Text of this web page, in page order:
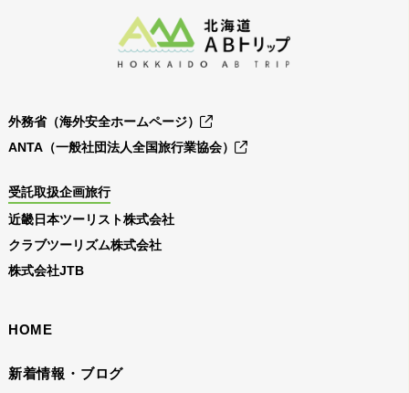
外務省（海外安全ホームページ）
ANTA（一般社団法人全国旅行業協会）
受託取扱企画旅行
近畿日本ツーリスト株式会社
クラブツーリズム株式会社
株式会社JTB
HOME
新着情報・ブログ